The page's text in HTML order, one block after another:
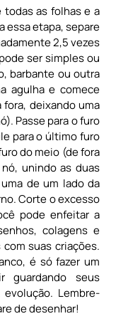
as folhas e a
essa etapa, separe
2,5 vezes
ser simples ou
barbante ou outra
agulha e comece
deixando uma
Passe para o furo
para o último furo
do meio (de fora
unindo as duas
de um lado da
Corte o excesso
pode enfeitar a
colagens e
suas criações.
é só fazer um
guardando seus
evolução. Lembre-
de desenhar!